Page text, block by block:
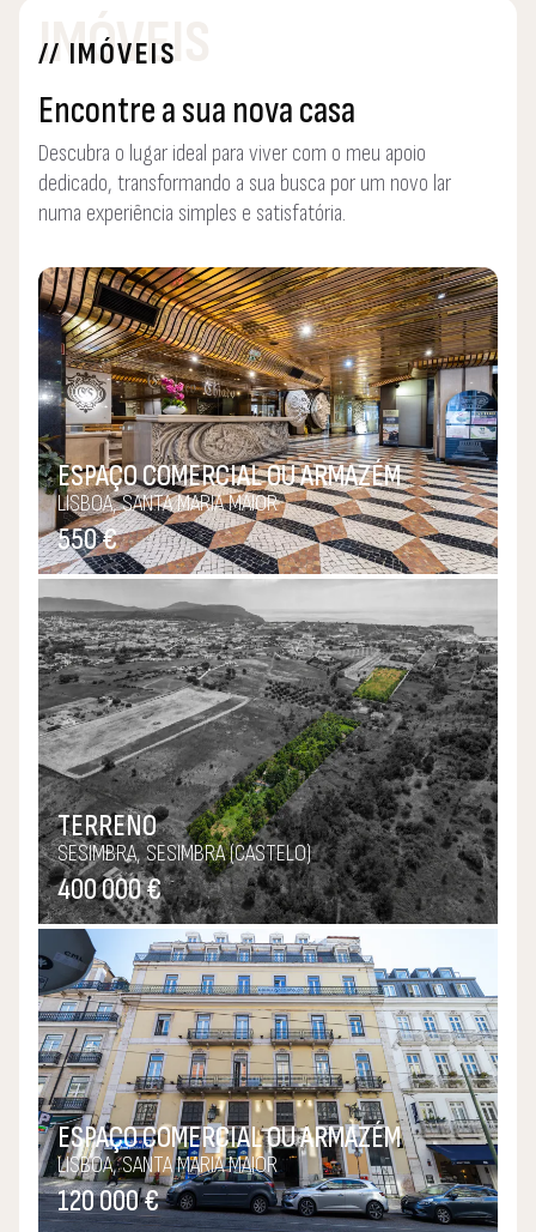
melhores. E quis o destino também que esbarrasse com o
Rodolfo Natário, um caso muito sério de sucesso,
verdadeiramente inspirador.
Subscrevo o soglan "o que é nacional é bom" e a Rodolfo
Saudosismo do que fui? Não, saudades do que estarei para
ser…
P.S.:
Confie-me a sua “paixão”, cuidarei dela como se fosse
minha!
// IMÓVEIS
IMÓVEIS
Encontre a sua nova casa
Descubra o lugar ideal para viver com o meu apoio
dedicado, transformando a sua busca por um novo lar
numa experiência simples e satisfatória.
ESPAÇO COMERCIAL OU ARMAZÉM
LISBOA, SANTA MARIA MAIOR
550 €
TERRENO
SESIMBRA, SESIMBRA (CASTELO)
400 000 €
ESPAÇO COMERCIAL OU ARMAZÉM
LISBOA, SANTA MARIA MAIOR
120 000 €